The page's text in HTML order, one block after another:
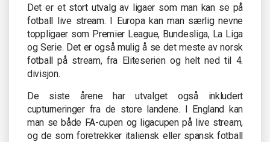
Det er et stort utvalg av ligaer som man kan se på
fotball live stream. I Europa kan man særlig nevne
toppligaer som Premier League, Bundesliga, La Liga
og Serie. Det er også mulig å se det meste av norsk
fotball på stream, fra Eliteserien og helt ned til 4.
divisjon.
De siste årene har utvalget også inkludert
cupturneringer fra de store landene. I England kan
man se både FA-cupen og ligacupen på live stream,
og de som foretrekker italiensk eller spansk fotball